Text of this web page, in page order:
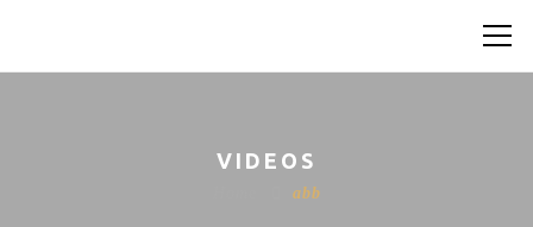
VIDEOS
abb